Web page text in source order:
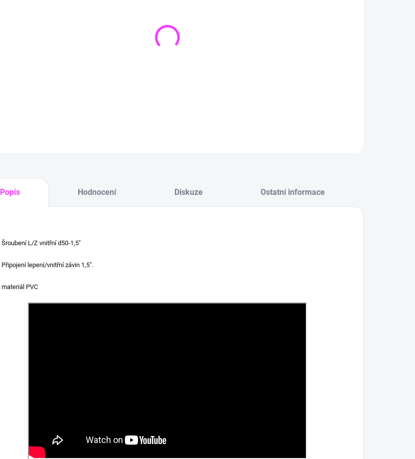
Popis Hodnocení Diskuze Ostatní informace
Šroubení L/Z vnitřní d50-1,5"
Připojení lepení/vnitřní závin 1,5".
materiál PVC